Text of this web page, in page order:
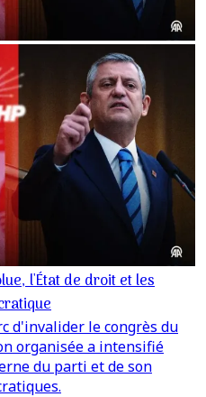
l'État de droit et les
d'invalider le congrès du
organisée a intensifié
du parti et de son